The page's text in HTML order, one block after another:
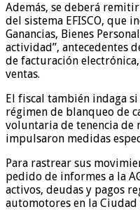
Además, se deberá
del sistema EFISCO, que
Ganancias, Bienes
actividad”, antecedentes
de facturación
ventas.
El fiscal también indaga
régimen de blanqueo de
voluntaria de tenencia de
impulsaron medidas
Para rastrear sus
pedido de informes a la
activos, deudas y pagos
automotores en la Ciudad